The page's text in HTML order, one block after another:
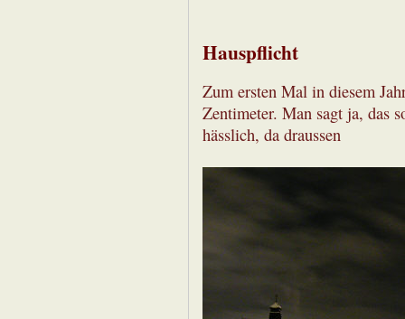
Hauspflicht
Zum ersten Mal in diesem
Zentimeter. Man sagt ja, das
hässlich, da draussen